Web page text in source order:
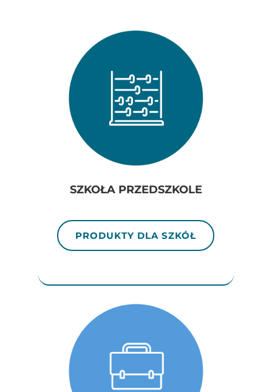
SZKOŁA PRZEDSZKOLE
PRODUKTY DLA SZKÓŁ